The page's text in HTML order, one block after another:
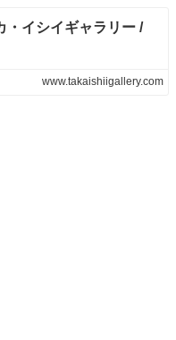
・イシイギャラリー /
www.takaishiigallery.com